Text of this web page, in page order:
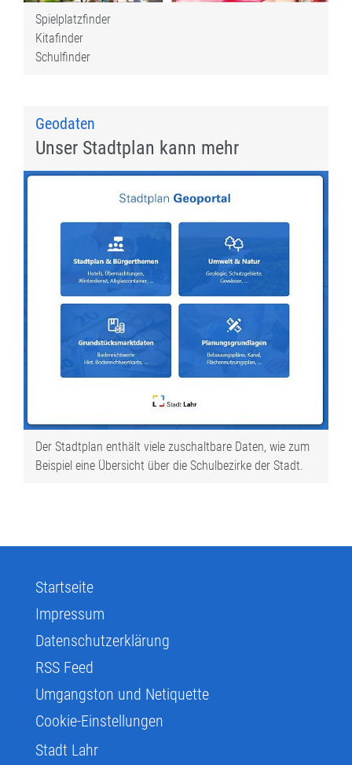
Spielplatzfinder
Kitafinder
Schulfinder
Geodaten
Unser Stadtplan kann mehr
Der Stadtplan enthält viele zuschaltbare Daten, wie zum
Beispiel eine Übersicht über die Schulbezirke der Stadt.
Startseite
Impressum
Datenschutzerklärung
RSS Feed
Umgangston und Netiquette
Cookie-Einstellungen
Stadt Lahr